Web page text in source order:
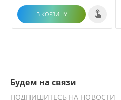
В КОРЗИНУ
Будем на связи
ПОДПИШИТЕСЬ НА НОВОСТИ